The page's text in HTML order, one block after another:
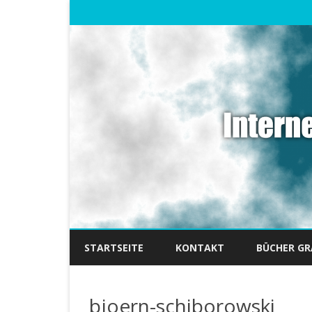
STARTSEITE KONTAKT BÜCHER
bjoern-schiborowski